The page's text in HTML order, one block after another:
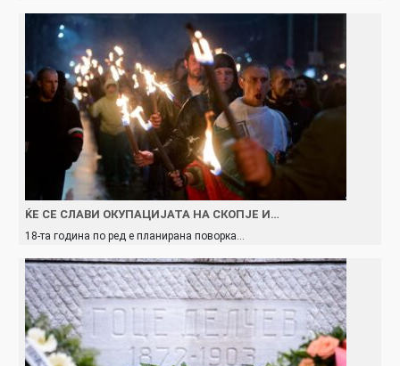
ЌЕ СЕ СЛАВИ ОКУПАЦИЈАТА НА СКОПЈЕ И…
18-та година по ред е планирана поворка…